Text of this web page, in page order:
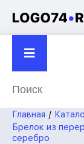
Контакты
8 922750-45-
7504570@mail.ru
Главная
Брелок из
серебро